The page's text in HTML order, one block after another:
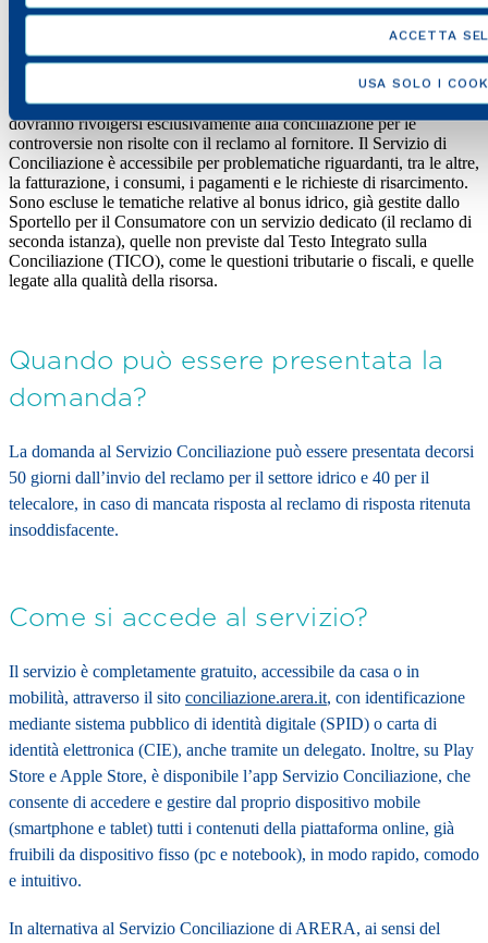
ACCETTA
USA SOLO I
Dal 30 giugno 2023, gli utenti del servizio idrico e del telecalore
dovranno rivolgersi esclusivamente alla conciliazione per le
controversie non risolte con il reclamo al fornitore. Il Servizio di
Conciliazione è accessibile per problematiche riguardanti, tra le altre,
la fatturazione, i consumi, i pagamenti e le richieste di risarcimento.
Sono escluse le tematiche relative al bonus idrico, già gestite dallo
Sportello per il Consumatore con un servizio dedicato (il reclamo di
seconda istanza), quelle non previste dal Testo Integrato sulla
Conciliazione (TICO), come le questioni tributarie o fiscali, e quelle
legate alla qualità della risorsa.
Quando può essere presentata la
domanda?
La domanda al Servizio Conciliazione può essere presentata decorsi
50 giorni dall’invio del reclamo per il settore idrico e 40 per il
telecalore, in caso di mancata risposta al reclamo di risposta ritenuta
insoddisfacente.
Come si accede al servizio?
Il servizio è completamente gratuito, accessibile da casa o in
mobilità, attraverso il sito conciliazione.arera.it, con identificazione
mediante sistema pubblico di identità digitale (SPID) o carta di
identità elettronica (CIE), anche tramite un delegato. Inoltre, su Play
Store e Apple Store, è disponibile l’app Servizio Conciliazione, che
consente di accedere e gestire dal proprio dispositivo mobile
(smartphone e tablet) tutti i contenuti della piattaforma online, già
fruibili da dispositivo fisso (pc e notebook), in modo rapido, comodo
e intuitivo.
In alternativa al Servizio Conciliazione di ARERA, ai sensi del